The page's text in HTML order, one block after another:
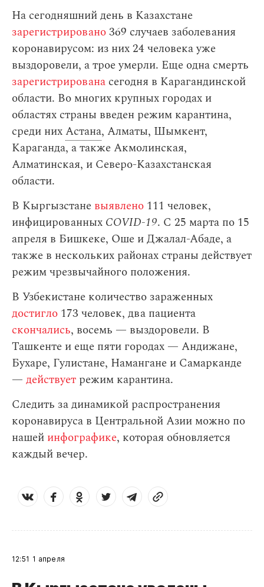
На сегодняшний день в Казахстане
зарегистрировано369 случаев заболевания
коронавирусом: из них 24 человека уже
выздоровели, а трое умерли. Еще одна смерть
зарегистрирована сегодня в Карагандинской
области. Во многих крупных городах и
областях страны введен режим карантина,
среди нихАстана, Алматы, Шымкент,
Караганда, а также Акмолинская,
Алматинская, и Северо-Казахстанская
области.
В Кыргызстане выявлено 111 человек,
инфицированных COVID-19. С 25 марта по 15
апреля в Бишкеке, Оше и Джалал-Абаде, а
также в нескольких районах страны действует
режим чрезвычайного положения.
В Узбекистане количество зараженных
достигло 173 человек, два пациента
скончались, восемь — выздоровели. В
Ташкенте и еще пяти городах — Андижане,
Бухаре, Гулистане, Намангане и Самарканде
— действует режим карантина.
Следить за динамикой распространения
коронавируса в Центральной Азии можно по
нашей инфографике, которая обновляется
каждый вечер.
12:51 1 апреля